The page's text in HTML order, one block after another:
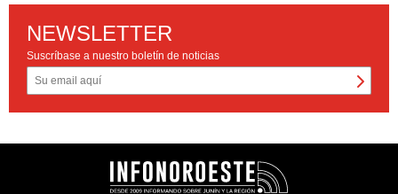
NEWSLETTER
Suscríbase a nuestro boletín de noticias